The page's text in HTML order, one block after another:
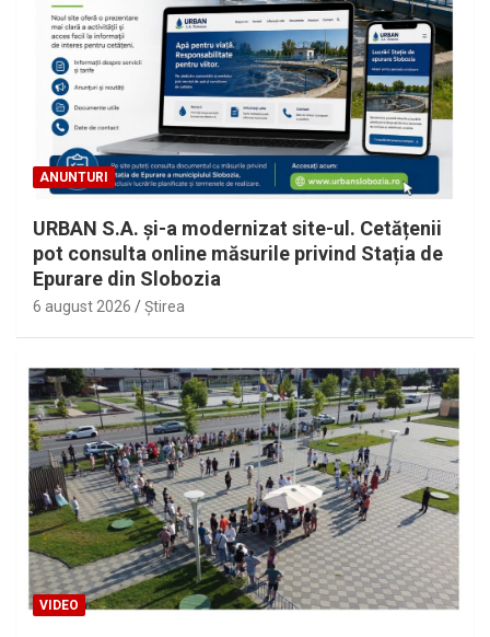
ANUNTURI
URBAN S.A. și-a modernizat site-ul. Cetățenii
pot consulta online măsurile privind Stația de
Epurare din Slobozia
6 august 2026 Ştirea
VIDEO